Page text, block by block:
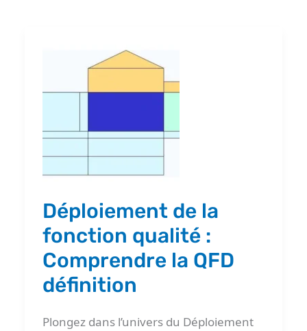
Déploiement de la
fonction qualité :
Comprendre la QFD
définition
Plongez dans l’univers du Déploiement
Déploiement
la
qualité
:
la
QFD
définition